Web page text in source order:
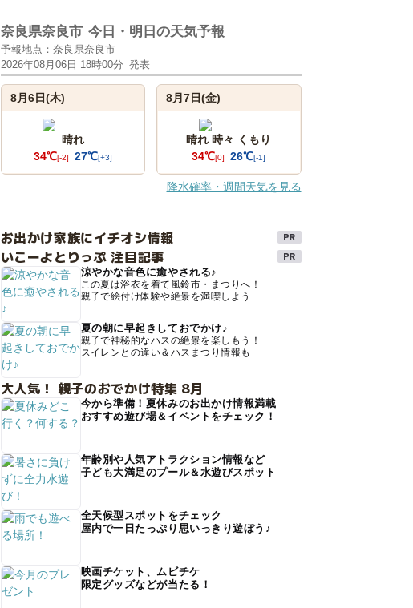
奈良県奈良市 今日・明日の天気予報
予報地点：奈良県奈良市
2026年08月06日 18時00分 発表
8月6日(木)
晴れ
34℃[-2] 27℃[+3]
8月7日(金)
晴れ 時々 くもり
34℃[0] 26℃[-1]
降水確率・週間天気を見る
お出かけ家族にイチオシ情報
いこーよとりっぷ 注目記事
涼やかな音色に癒やされる♪
この夏は浴衣を着て風鈴市・まつりへ！
親子で絵付け体験や絶景を満喫しよう
夏の朝に早起きしておでかけ♪
親子で神秘的なハスの絶景を楽しもう！
スイレンとの違い＆ハスまつり情報も
大人気！ 親子のおでかけ特集 8月
今から準備！夏休みのお出かけ情報満載
おすすめ遊び場＆イベントをチェック！
年齢別や人気アトラクション情報など
子ども大満足のプール＆水遊びスポット
全天候型スポットをチェック
屋内で一日たっぷり思いっきり遊ぼう♪
映画チケット、ムビチケ
限定グッズなどが当たる！